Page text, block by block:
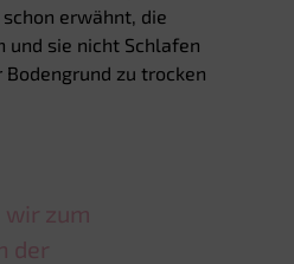
erwähnt, die
und sie nicht Schlafen
Bodengrund zu trocken
wir zum
der